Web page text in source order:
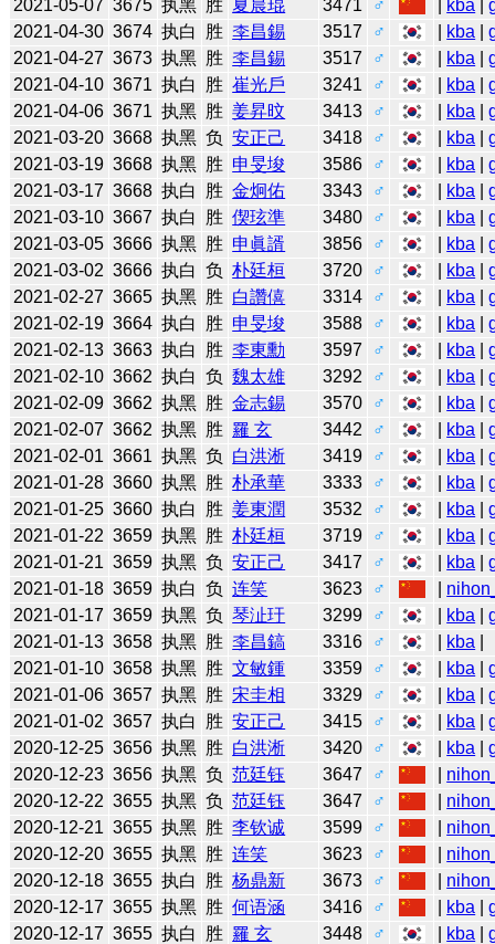
2021-05-07 3675 执黑 胜 夏晨琨 3471 ♂ kba |
2021-04-30 3674 执白 胜 李昌錫 3517 ♂ kba |
2021-04-27 3673 执黑 胜 李昌錫 3517 ♂ kba |
2021-04-10 3671 执白 胜 崔光戶 3241 ♂ kba |
2021-04-06 3671 执黑 胜 姜昇旼 3413 ♂ kba |
2021-03-20 3668 执黑 负 安正己 3418 ♂ kba |
2021-03-19 3668 执黑 胜 申旻埈 3586 ♂ kba |
2021-03-17 3668 执白 胜 金炯佑 3343 ♂ kba |
2021-03-10 3667 执白 胜 偰玹準 3480 ♂ kba |
2021-03-05 3666 执黑 胜 申眞諝 3856 ♂ kba |
2021-03-02 3666 执白 负 朴廷桓 3720 ♂ kba |
2021-02-27 3665 执黑 胜 白讚僖 3314 ♂ kba |
2021-02-19 3664 执白 胜 申旻埈 3588 ♂ kba |
2021-02-13 3663 执白 胜 李東勳 3597 ♂ kba |
2021-02-10 3662 执白 负 魏太雄 3292 ♂ kba |
2021-02-09 3662 执黑 胜 金志錫 3570 ♂ kba |
2021-02-07 3662 执黑 胜 羅 玄 3442 ♂ kba |
2021-02-01 3661 执黑 负 白洪淅 3419 ♂ kba |
2021-01-28 3660 执黑 胜 朴承華 3333 ♂ kba |
2021-01-25 3660 执白 胜 姜東潤 3532 ♂ kba |
2021-01-22 3659 执黑 胜 朴廷桓 3719 ♂ kba |
2021-01-21 3659 执黑 负 安正己 3417 ♂ kba |
2021-01-18 3659 执白 负 连笑 3623 ♂
2021-01-17 3659 执黑 负 琴沚玗 3299 ♂ kba |
2021-01-13 3658 执黑 胜 李昌鎬 3316 ♂ kba
2021-01-10 3658 执黑 胜 文敏鍾 3359 ♂ kba |
2021-01-06 3657 执黑 胜 宋圭相 3329 ♂ kba |
2021-01-02 3657 执白 胜 安正己 3415 ♂ kba |
2020-12-25 3656 执黑 胜 白洪淅 3420 ♂ kba |
2020-12-23 3656 执黑 负 范廷钰 3647 ♂
2020-12-22 3655 执黑 负 范廷钰 3647 ♂
2020-12-21 3655 执黑 胜 李钦诚 3599 ♂
2020-12-20 3655 执黑 胜 连笑 3623 ♂
2020-12-18 3655 执白 胜 杨鼎新 3673 ♂
2020-12-17 3655 执黑 胜 何语涵 3416 ♂ kba |
2020-12-17 3655 执白 胜 羅 玄 3448 ♂ kba |